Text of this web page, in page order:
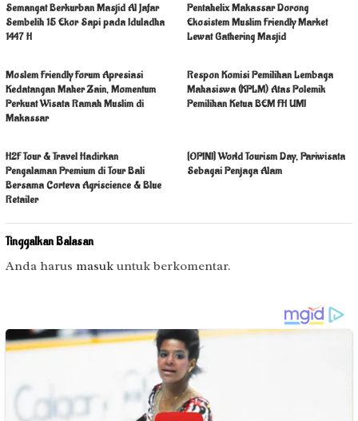
Semangat Berkurban Masjid Al Jafar
Sembelih 15 Ekor Sapi pada Iduladha
1447 H
Pentahelix Makassar Dorong
Ekosistem Muslim Friendly Market
Lewat Gathering Masjid
Moslem Friendly Forum Apresiasi
Kedatangan Maher Zain, Momentum
Perkuat Wisata Ramah Muslim di
Makassar
Respon Komisi Pemilihan Lembaga
Mahasiswa (KPLM) Atas Polemik
Pemilihan Ketua BEM FH UMI
H2F Tour & Travel Hadirkan
Pengalaman Premium di Tour Bali
Bersama Corteva Agriscience & Blue
Retailer
[OPINI] World Tourism Day, Pariwisata
Sebagai Penjaga Alam
Tinggalkan Balasan
Anda harus masuk untuk berkomentar.